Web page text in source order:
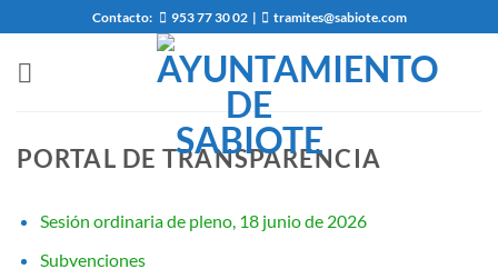
al
contenido
Contacto: 953 77 30 02| tramites@sabiote.com
PORTAL DE TRANSPARENCIA
Sesión ordinaria de pleno, 18 junio de 2026
Subvenciones